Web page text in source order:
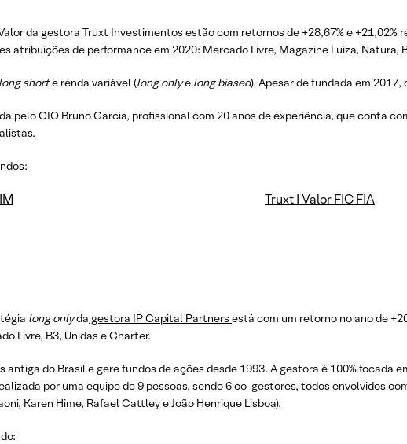
da gestora Truxt Investimentos estão com retornos de +28,67% e
atribuições de performance em 2020: Mercado Livre, Magazine Luiza, Natura,
long shorte renda variável (long onlye long biased). Apesar de fundada em
pelo CIO Bruno Garcia, profissional com 20 anos de experiência, que conta
Truxt I Valor FIC FIA
long onlyda gestora IP Capital Partners está com um retorno no ano de
Livre, B3, Unidas e Charter.
antiga do Brasil e gere fundos de ações desde 1993. A gestora é 100% focada
por uma equipe de 9 pessoas, sendo 6 co-gestores, todos envolvidos
Karen Hime, Rafael Cattley e João Henrique Lisboa).